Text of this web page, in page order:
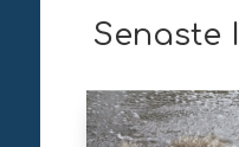
Senaste